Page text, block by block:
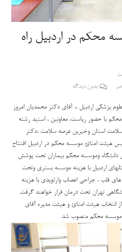
محکم در اردبیل راه
بدون دیدگاه
پزشکی اردبیل ،، آقای دکتر محمدیان امروز
محکم با حضور ریاست، معاونین ، استید رشته
استان وخیرین عرصه سلامت ،دکتر
هیئت امنائ موسسه محکم در اردبیل افتتاح
دانشگاه وموسسه محکم بیماران تحت پوشش
اردبیل با هزینه موسسه بستری وتحت
های قلب ، جراحی اعصاب وارتوپدی با هزینه
تهران تحت درمان قرار خواهند گرفت.
انتخاب هیئت امنائ و هیئت مدیره آقای
موسسه محکم منصوب شد.